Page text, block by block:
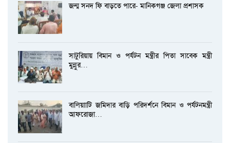
জন্ম সনদ ফি বাড়তে পারে- মানিকগঞ্জ জেলা প্রশাসক
সাটুরিয়ায় বিমান ও পর্যটন মন্ত্রীর পিতা সাবেক মন্ত্রী
মুন্নুর…
বালিয়াাটি জমিদার বাড়ি পরিদর্শনে বিমান ও পর্যটনমন্ত্রী
আফরোজা…